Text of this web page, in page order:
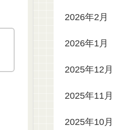
2026年2月
2026年1月
2025年12月
2025年11月
2025年10月